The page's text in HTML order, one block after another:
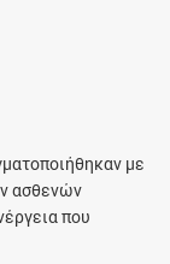
με
ασθενών
που